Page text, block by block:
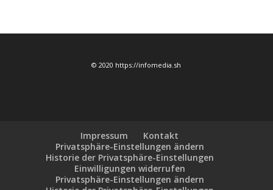
© 2020 https://infomedia.sh
Impressum
Kontakt
Privatsphäre-Einstellungen ändern
Historie der Privatsphäre-Einstellungen
Einwilligungen widerrufen
Privatsphäre-Einstellungen ändern